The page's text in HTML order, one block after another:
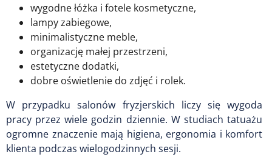
wygodne łóżka i fotele kosmetyczne,
lampy zabiegowe,
minimalistyczne meble,
organizację małej przestrzeni,
estetyczne dodatki,
dobre oświetlenie do zdjęć i rolek.
W przypadku salonów fryzjerskich liczy się wygoda
pracy przez wiele godzin dziennie. W studiach tatuażu
ogromne znaczenie mają higiena, ergonomia i komfort
klienta podczas wielogodzinnych sesji.